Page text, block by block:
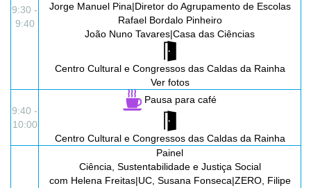
9:30 -
9:40
Jorge Manuel Pina|Diretor do Agrupamento de Escolas
Rafael Bordalo Pinheiro
João Nuno Tavares|Casa das Ciências
Centro Cultural e Congressos das Caldas da Rainha
Ver fotos
9:40 -
10:00
Pausa para café
Centro Cultural e Congressos das Caldas da Rainha
Painel
Ciência, Sustentabilidade e Justiça Social
com Helena Freitas|UC, Susana Fonseca|ZERO, Filipe